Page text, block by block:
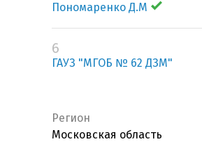
Пономаренко Д.М
6
ГАУЗ "МГОБ № 62 ДЗМ"
Регион
Московская область